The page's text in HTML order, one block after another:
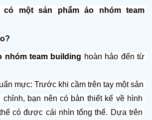
có một sản phẩm áo nhóm team
nhóm team building hoàn hảo đến từ
mực: Trước khi cầm trên tay một sản
chỉnh, bạn nên có bản thiết kế về hình
có được cái nhìn tổng thể. Dựa trên